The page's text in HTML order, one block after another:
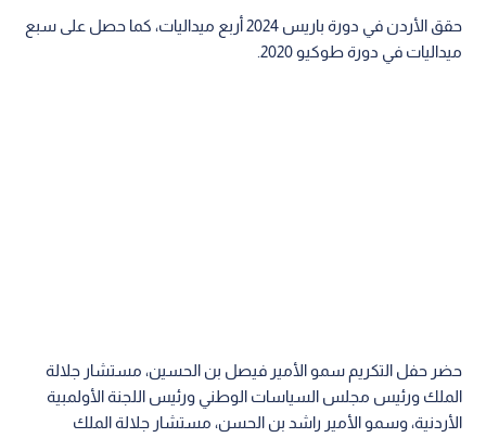
حقق الأردن في دورة باريس 2024 أربع ميداليات، كما حصل على سبع
ميداليات في دورة طوكيو 2020.
حضر حفل التكريم سمو الأمير فيصل بن الحسين، مستشار جلالة
الملك ورئيس مجلس السياسات الوطني ورئيس اللجنة الأولمبية
الأردنية، وسمو الأمير راشد بن الحسن، مستشار جلالة الملك